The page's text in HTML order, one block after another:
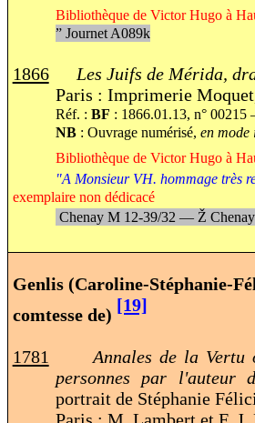
Bibliothèque de Victor Hugo à
”Journet A089k
1866
Les Juifs de Mérida,
Paris : Imprimerie
Réf. : BF : 1866.01.13, n°
NB: Ouvrage numérisé, en mode
Bibliothèque de Victor Hugo à
"A Monsieur VH. hommage très
exemplaire non dédicacé
Chenay M 12-39/32 — Ž
Genlis (Caroline-Stéphanie-
comtesse de) [19]
1781
Annales de la Vertu
personnes par l'auteur
portrait de Stéphanie